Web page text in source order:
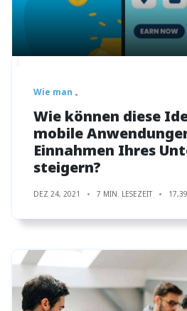
Wie man
Wie können diese
mobile
Einnahmen Ihres
steigern?
DEZ 24, 2021 7 MIN. LESEZEIT